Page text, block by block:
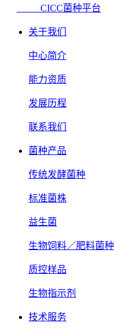
CICC菌种平台
关于我们
中心简介
能力资质
发展历程
联系我们
菌种产品
传统发酵菌种
标准菌株
益生菌
生物饲料／肥料菌种
质控样品
生物指示剂
技术服务